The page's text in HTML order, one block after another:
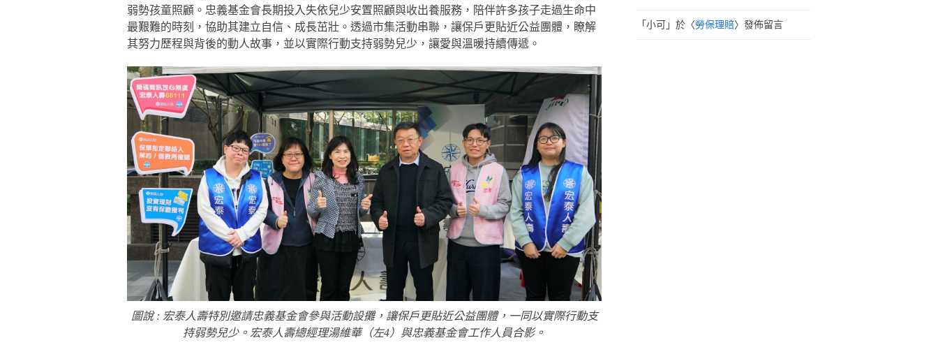
弱勢孩童照顧。忠義基金會長期投入失依兒少安置照顧與收出養服務，陪伴許多孩子走過生命中
最艱難的時刻，協助其建立自信、成長茁壯。透過市集活動串聯，讓保戶更貼近公益團體，瞭解
其努力歷程與背後的動人故事，並以實際行動支持弱勢兒少，讓愛與溫暖持續傳遞。
圖說 : 宏泰人壽特別邀請忠義基金會參與活動設攤，讓保戶更貼近公益團體，一同以實際行動支
持弱勢兒少。宏泰人壽總經理湯維華（左4）與忠義基金會工作人員合影。
「 小可 」於〈勞保理賠〉發佈留言